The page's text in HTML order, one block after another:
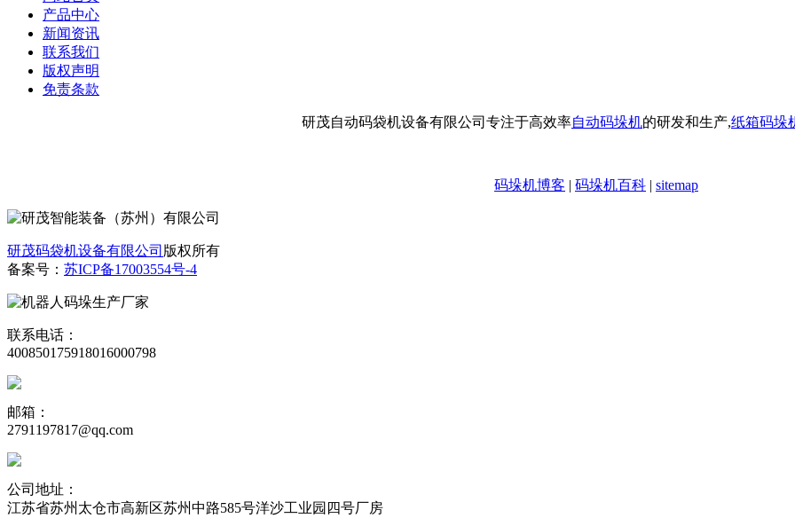
产品中心
新闻资讯
联系我们
版权声明
免责条款
研茂自动码袋机设备有限公司专注于高效率自动码垛机的研发和生产,纸箱码垛
码垛机博客 | 码垛机百科 | sitemap
研茂码袋机设备有限公司 版权所有
备案号： 苏ICP备17003554号-4
联系电话：
400850175918016000798
邮箱：
2791197817@qq.com
公司地址：
江苏省苏州太仓市高新区苏州中路585号洋沙工业园四号厂房